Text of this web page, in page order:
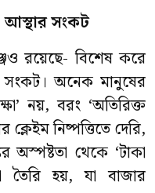
আস্থার সংকট
রয়েছে- বিশেষ করে
সংকট। অনেক মানুষের
নয়, বরং ‘অতিরিক্ত
নিষ্পত্তিতে দেরি,
অস্পষ্টতা থেকে ‘টাকা
তৈরি হয়, যা বাজার